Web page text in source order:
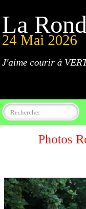
La
24 Mai 2026
J'aime courir à
Accueil
Programme
Règlement
Parcours
Photos